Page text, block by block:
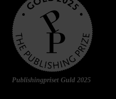
Publishingpriset Guld 2025